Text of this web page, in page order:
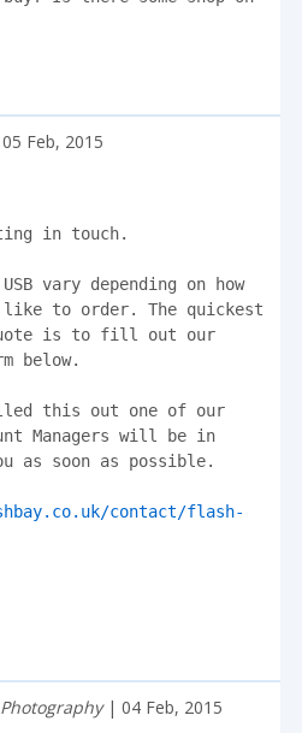
Feb, 2015
in touch.
vary depending on how
like to order. The quickest
is to fill out our
below.
this out one of our
Managers will be in
as soon as possible.
contact/flash-
| 04 Feb, 2015